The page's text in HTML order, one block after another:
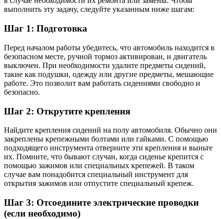
выполнить эту задачу, следуйте указанным ниже шагам:
Шаг 1: Подготовка
Перед началом работы убедитесь, что автомобиль находится в
безопасном месте, ручной тормоз активирован, и двигатель
выключен. При необходимости удалите предметы сидений,
такие как подушки, одежду или другие предметы, мешающие
работе. Это позволит вам работать сидениями свободно и
безопасно.
Шаг 2: Открутите крепления
Найдите крепления сидений на полу автомобиля. Обычно они
закреплены крепежными болтами или гайками. С помощью
подходящего инструмента отверните эти крепления и выньте
их. Помните, что бывают случаи, когда сиденье крепится с
помощью зажимов или специальных крепежей. В таком
случае вам понадобится специальный инструмент для
открытия зажимов или отпустите специальный крепеж.
Шаг 3: Отсоедините электрические проводки
(если необходимо)